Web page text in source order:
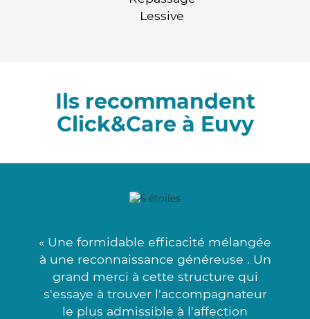
Lessive
Ils recommandent
Click&Care à Euvy
« Une formidable efficacité mélangée
à une reconnaissance généreuse . Un
grand merci à cette structure qui
s'essaye à trouver l'accompagnateur
le plus admissible à l'affection